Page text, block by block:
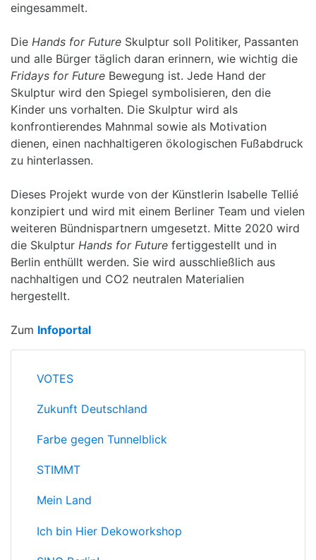
eingesammelt.
Die Hands for Future Skulptur soll Politiker, Passanten
und alle Bürger täglich daran erinnern, wie wichtig die
Fridays for Future Bewegung ist. Jede Hand der
Skulptur wird den Spiegel symbolisieren, den die
Kinder uns vorhalten. Die Skulptur wird als
konfrontierendes Mahnmal sowie als Motivation
dienen, einen nachhaltigeren ökologischen Fußabdruck
zu hinterlassen.
Dieses Projekt wurde von der Künstlerin Isabelle Tellié
konzipiert und wird mit einem Berliner Team und vielen
weiteren Bündnispartnern umgesetzt. Mitte 2020 wird
die Skulptur Hands for Future fertiggestellt und in
Berlin enthüllt werden. Sie wird ausschließlich aus
nachhaltigen und CO2 neutralen Materialien
hergestellt.
Zum Infoportal
VOTES
Zukunft Deutschland
Farbe gegen Tunnelblick
STIMMT
Mein Land
Ich bin Hier Dekoworkshop